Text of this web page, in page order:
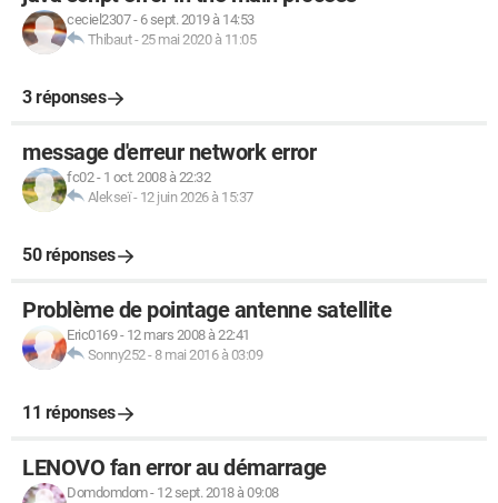
ceciel2307- 6 sept. 2019 à 14:53
Thibaut-25 mai 2020 à 11:05
3 réponses
message d'erreur network error
fc02- 1 oct. 2008 à 22:32
Alekseï- 12 juin 2026 à 15:37
50 réponses
Problème de pointage antenne satellite
Eric0169- 12 mars 2008 à 22:41
Sonny252- 8 mai 2016 à 03:09
11 réponses
LENOVO fan error au démarrage
Domdomdom- 12 sept. 2018 à 09:08